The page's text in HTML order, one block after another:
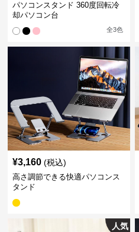
パソコンスタンド 360度回転冷
却パソコン台
全3色
¥3,160 (税込)
高さ調節できる快適パソコンス
タンド
人気